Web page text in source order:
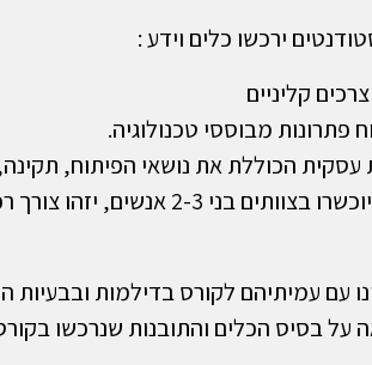
ירכשו כלים וידע :
קליניים
פתרונות מבוססי טכנולוגיה.
עסקית הכוללת את נושאי הפיתוח, תקינה,
הסטודנטים יוכשרו
עם עמיתיהם לקורס בדילמות ובבעיות
על בסיס הכלים והתובנות שנרכשו